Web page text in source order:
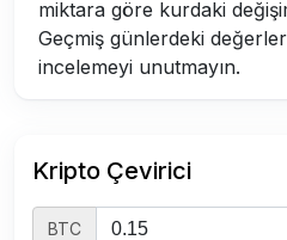
miktara göre kurdaki
Geçmiş günlerdeki
incelemeyi unutmayın.
Kripto Çevirici
BTC